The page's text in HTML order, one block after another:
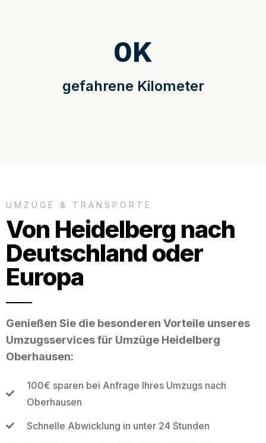
gefahrene Kilometer
0K
UMZÜGE & TRANSPORTE
Von Heidelberg nach
Deutschland oder
Europa
Genießen Sie die besonderen Vorteile unseres
Umzugsservices für Umzüge Heidelberg
Oberhausen:
100€ sparen bei Anfrage Ihres Umzugs nach
Oberhausen
Schnelle Abwicklung in unter 24 Stunden